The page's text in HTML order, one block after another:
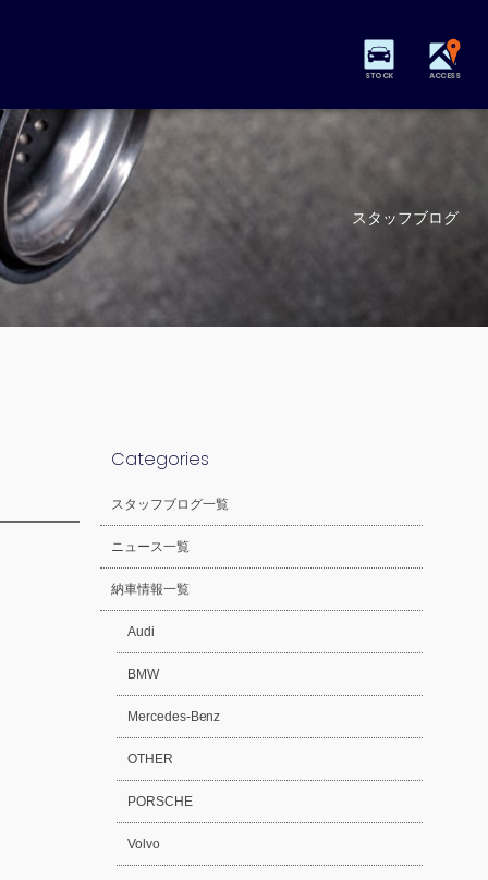
STOCK ACCESS
スタッフブログ
Categories
スタッフブログ一覧
ニュース一覧
納車情報一覧
Audi
BMW
Mercedes-Benz
OTHER
PORSCHE
Volvo